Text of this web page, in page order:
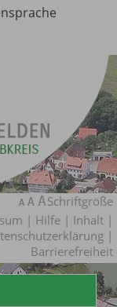
Schriftgröße
| Hilfe | Inhalt |
|
Barrierefreiheit